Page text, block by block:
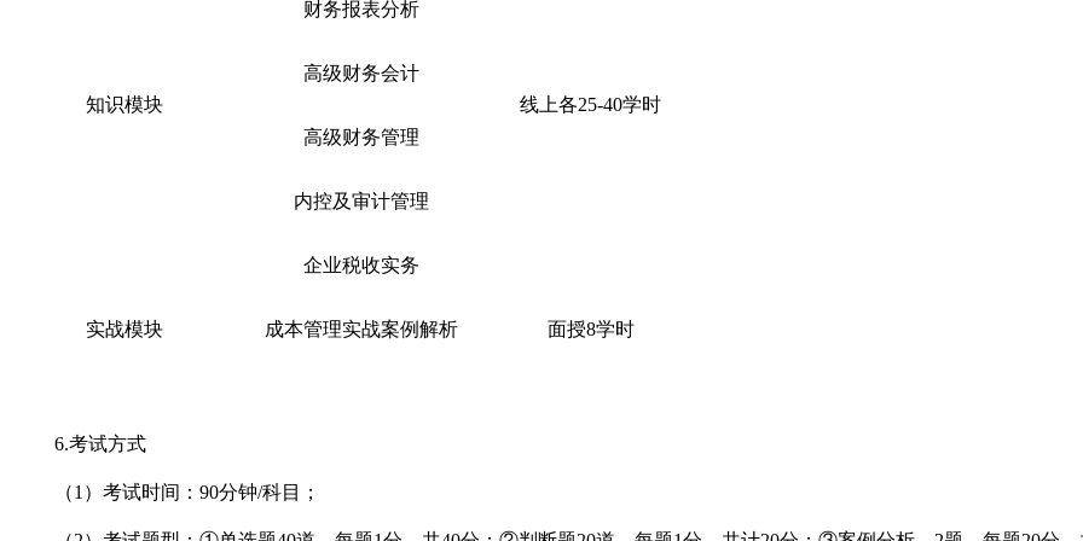
知识模块 线上各25-40学时
财务报表分析
高级财务会计
高级财务管理
内控及审计管理
企业税收实务
实战模块 成本管理实战案例解析 面授8学时
6.考试方式
（1）考试时间：90分钟/科目；